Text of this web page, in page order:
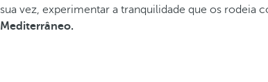
sua vez, experimentar a tranquilidade que os rodeia
Mediterrâneo.